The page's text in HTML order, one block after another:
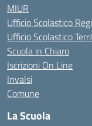
MIUR
Ufficio Scolastico
Ufficio Scolastico
Scuola in Chiaro
Iscrizioni On Line
Invalsi
Comune
La Scuola